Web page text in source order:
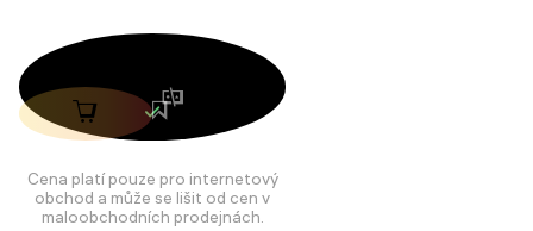
Cena platí pouze pro internetový
obchod a může se lišit od cen v
maloobchodních prodejnách.